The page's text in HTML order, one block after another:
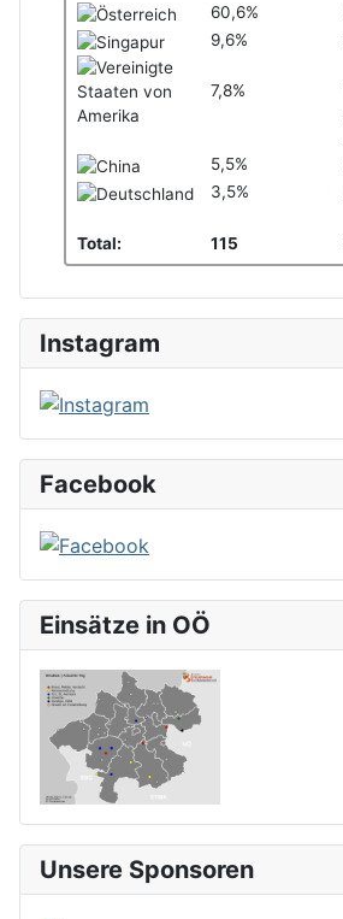
60,6%
9,6%
7,8%
5,5%
3,5%
Total: 115
Instagram
Facebook
Einsätze in OÖ
Unsere Sponsoren